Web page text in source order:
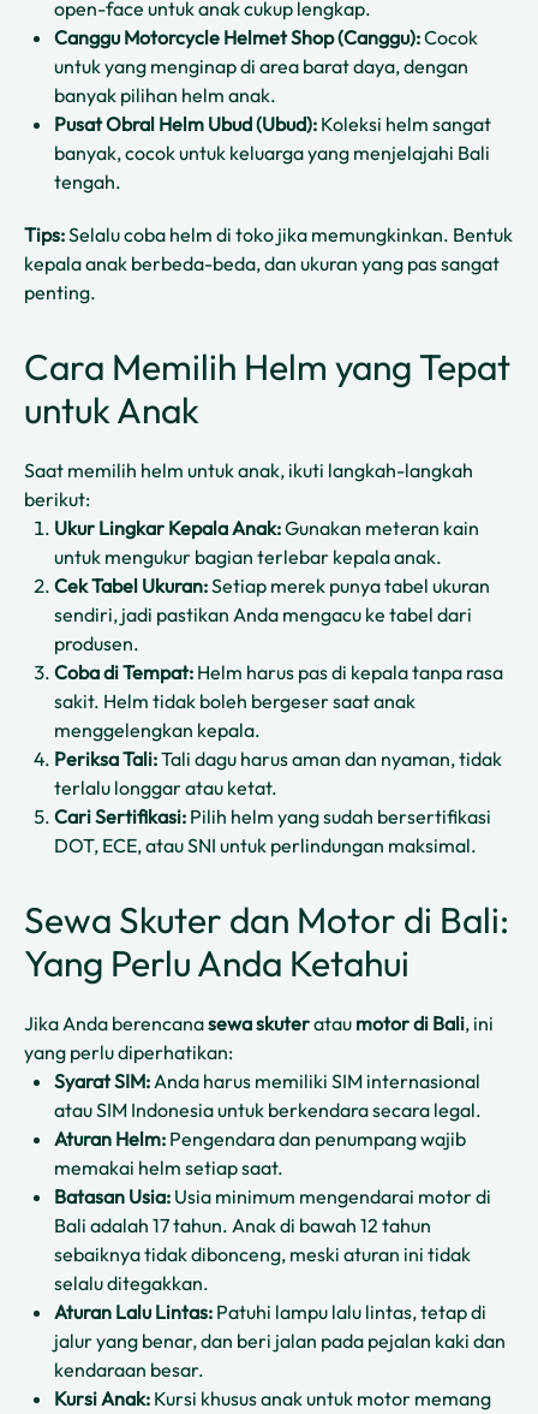
open-face untuk anak cukup lengkap.
Canggu Motorcycle Helmet Shop (Canggu):Cocok
untuk yang menginap di area barat daya, dengan
banyak pilihan helm anak.
Pusat Obral Helm Ubud (Ubud): Koleksi helm sangat
banyak, cocok untuk keluarga yang menjelajahi Bali
tengah.
Tips:Selalu coba helm di toko jika memungkinkan. Bentuk
kepala anak berbeda-beda, dan ukuran yang pas sangat
penting.
Cara Memilih Helm yang Tepat
untuk Anak
Saat memilih helm untuk anak, ikuti langkah-langkah
berikut:
Ukur Lingkar Kepala Anak:Gunakan meteran kain
untuk mengukur bagian terlebar kepala anak.
Cek Tabel Ukuran:Setiap merek punya tabel ukuran
sendiri, jadi pastikan Anda mengacu ke tabel dari
produsen.
Coba di Tempat: Helm harus pas di kepala tanpa rasa
sakit. Helm tidak boleh bergeser saat anak
menggelengkan kepala.
Periksa Tali:Tali dagu harus aman dan nyaman, tidak
terlalu longgar atau ketat.
Cari Sertifikasi: Pilih helm yang sudah bersertifikasi
DOT, ECE, atau SNI untuk perlindungan maksimal.
Sewa Skuter dan Motor di Bali:
Yang Perlu Anda Ketahui
Jika Anda berencanasewa skuteratau motor di Bali, ini
yang perlu diperhatikan:
Syarat SIM:Anda harus memiliki SIM internasional
atau SIM Indonesia untuk berkendara secara legal.
Aturan Helm: Pengendara dan penumpang wajib
memakai helm setiap saat.
Batasan Usia: Usia minimum mengendarai motor di
Bali adalah 17 tahun. Anak di bawah 12 tahun
sebaiknya tidak dibonceng, meski aturan ini tidak
selalu ditegakkan.
Aturan Lalu Lintas: Patuhi lampu lalu lintas, tetap di
jalur yang benar, dan beri jalan pada pejalan kaki dan
kendaraan besar.
Kursi Anak: Kursi khusus anak untuk motor memang